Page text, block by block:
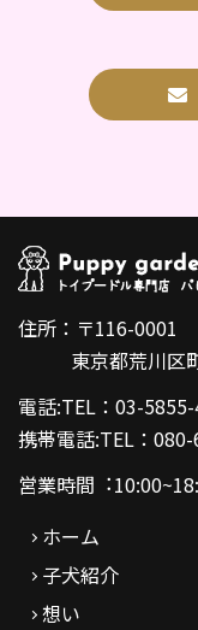
住所：〒116-0001
東京都荒川区町
電話:TEL：03-
携帯電話:TEL：
営業時間
ホーム
子犬紹介
想い